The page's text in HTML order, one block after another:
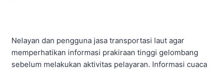
Nelayan dan pengguna jasa transportasi laut agar
memperhatikan informasi prakiraan tinggi gelombang
sebelum melakukan aktivitas pelayaran. Informasi cuaca